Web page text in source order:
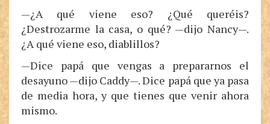
—¿A qué viene eso? ¿Qué queréis?
¿Destrozarme la casa, o qué? —dijo Nancy—.
¿A qué viene eso, diablillos?
—Dice papá que vengas a prepararnos el
desayuno —dijo Caddy—. Dice papá que ya pasa
de media hora, y que tienes que venir ahora
mismo.